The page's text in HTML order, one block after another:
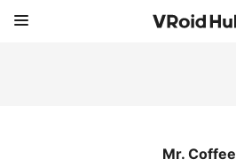
Mr. Coffee